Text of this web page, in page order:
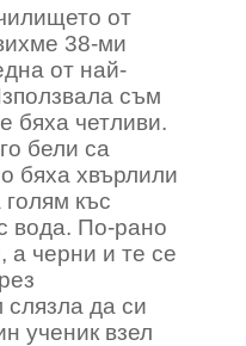
от
38-ми
от най-
съм
бяха четливи.
бели са
бяха хвърлили
къс
вода. По-рано
а черни и те се
да си
ученик взел